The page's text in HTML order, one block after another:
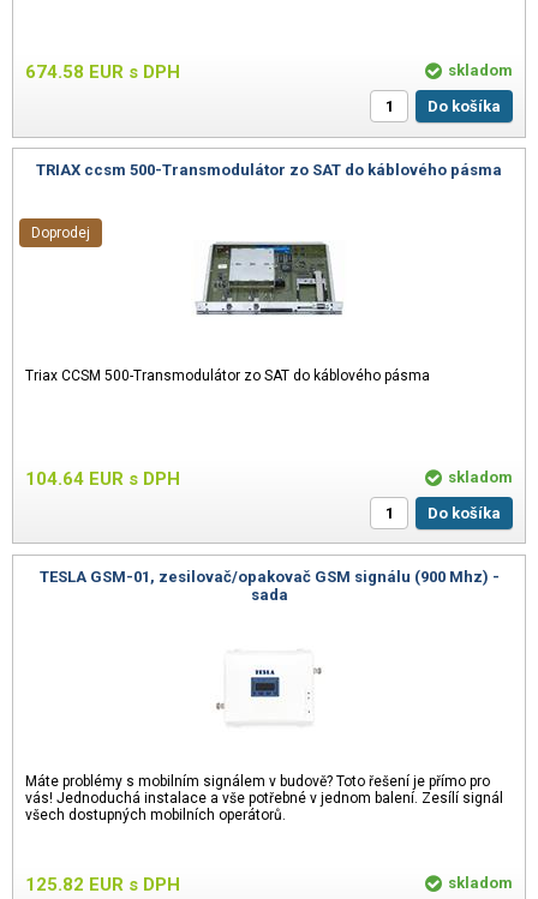
674.58 EUR s DPH
skladom
Do košíka
TRIAX ccsm 500-Transmodulátor zo SAT do káblového pásma
Triax CCSM 500-Transmodulátor zo SAT do káblového pásma
104.64 EUR s DPH
Doprodej
skladom
Do košíka
TESLA GSM-01, zesilovač/opakovač GSM signálu (900 Mhz) -
sada
Máte problémy s mobilním signálem v budově? Toto řešení je přímo pro
vás! Jednoduchá instalace a vše potřebné v jednom balení. Zesílí signál
všech dostupných mobilních operátorů.
125.82 EUR s DPH
skladom